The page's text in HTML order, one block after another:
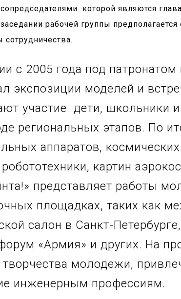
которой являются
рабочей группы предполагается
с 2005 года под
экспозиции моделей и
участие дети, школьники
региональных этапов. По
аппаратов,
картин
представляет работы
площадках, таких как
салон в Санкт-
«Армия» и других. На
молодежи,
инженерным профессиям.